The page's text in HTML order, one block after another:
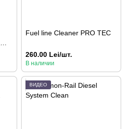
Fuel line Cleaner PRO TEC
260.00 Lei/шт.
В наличии
ВИДЕО